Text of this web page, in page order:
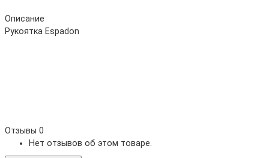
Описание
Рукоятка Espadon
Отзывы 0
Нет отзывов об этом товаре.